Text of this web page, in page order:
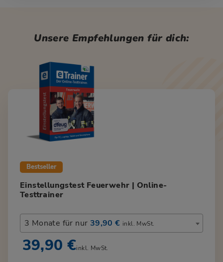
Unsere Empfehlungen für dich:
Bestseller
Einstellungstest Feuerwehr | Online-
Testtrainer
3 Monate für nur 39,90 € inkl. MwSt.
39,90 €inkl. MwSt.